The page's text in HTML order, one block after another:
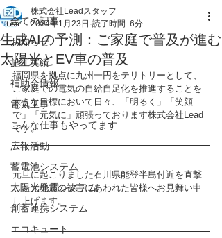
全ての記事
お知らせ
施工実績
補助金情報
電気工事
こんな仕事もやってます
広報活動
蓄電池システム
太陽光発電システム
創蓄連携システム
エコキュート
生成AIの予測：ご家庭で普及が進む
太陽光とEV車の普及
株式会社Leadスタッフ
2024年1月23日 読了時間: 6分
福岡県を拠点に九州一円をテリトリーとして、
ご家庭での電気の自給自足化を推進することを
大きな目標において日々、「明るく」「笑顔
で」「元気に」頑張っております株式会社Lead
です。
元旦に起こりました石川県能登半島付近を直撃
した大地震の被害にあわれた皆様へお見舞い申
し上げます。